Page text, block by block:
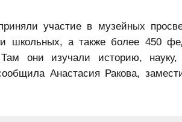
участие в музейных
школьных, а также более 450
они изучали историю, науку,
Анастасия Ракова,